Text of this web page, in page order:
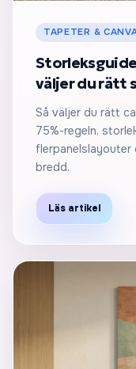
TAPETER &
väljer du rätt
Så väljer du rätt
75%-regeln,
flerpanelslayouter
bredd.
Läs artikel